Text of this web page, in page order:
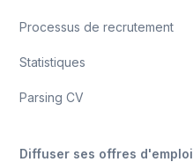
Processus de recrutement
Statistiques
Parsing CV
Diffuser ses offres d'emploi